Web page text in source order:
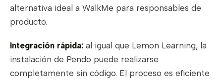
alternativa ideal a WalkMe para responsables de
producto.
Integración rápida: al igual que Lemon Learning, la
instalación de Pendo puede realizarse
completamente sin código. El proceso es eficiente